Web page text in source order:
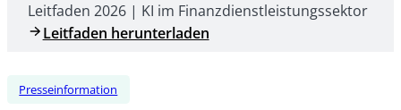
Leitfaden 2026 | KI im Finanzdienstleistungssektor
Leitfaden herunterladen
Presseinformation